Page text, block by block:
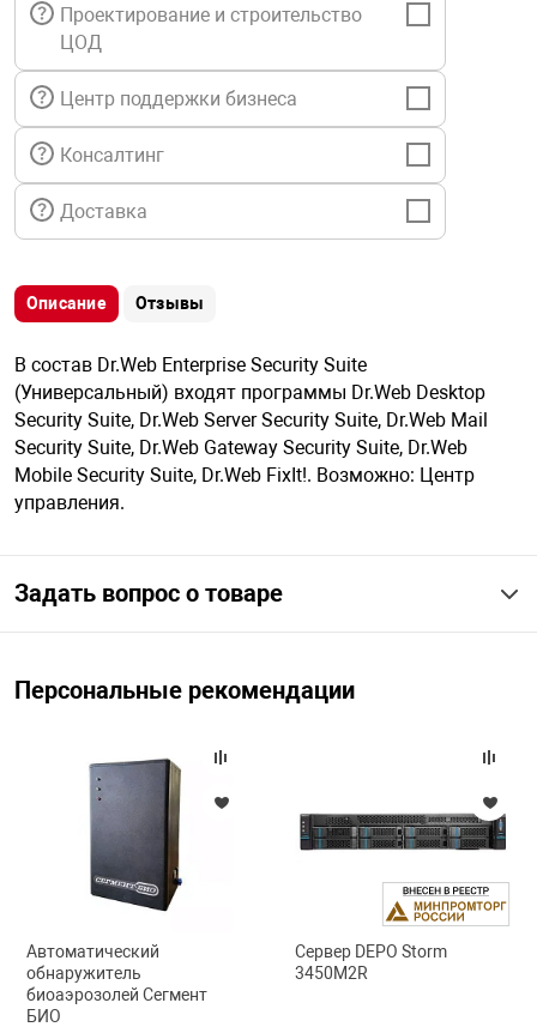
техника
автомобили
информации
техника
средства охраны
ключи
безопасность
оборудование
Проектирование и строительство
ЦОД
Центр поддержки бизнеса
Консалтинг
Доставка
Описание Отзывы
В состав Dr.Web Enterprise Security Suite
(Универсальный) входят программы Dr.Web Desktop
Security Suite, Dr.Web Server Security Suite, Dr.Web Mail
Security Suite, Dr.Web Gateway Security Suite, Dr.Web
Mobile Security Suite, Dr.Web FixIt!. Возможно: Центр
управления.
Задать вопрос о товаре
Персональные рекомендации
Автоматический
обнаружитель
биоаэрозолей Сегмент
БИО
Сервер DEPO Storm
3450M2R